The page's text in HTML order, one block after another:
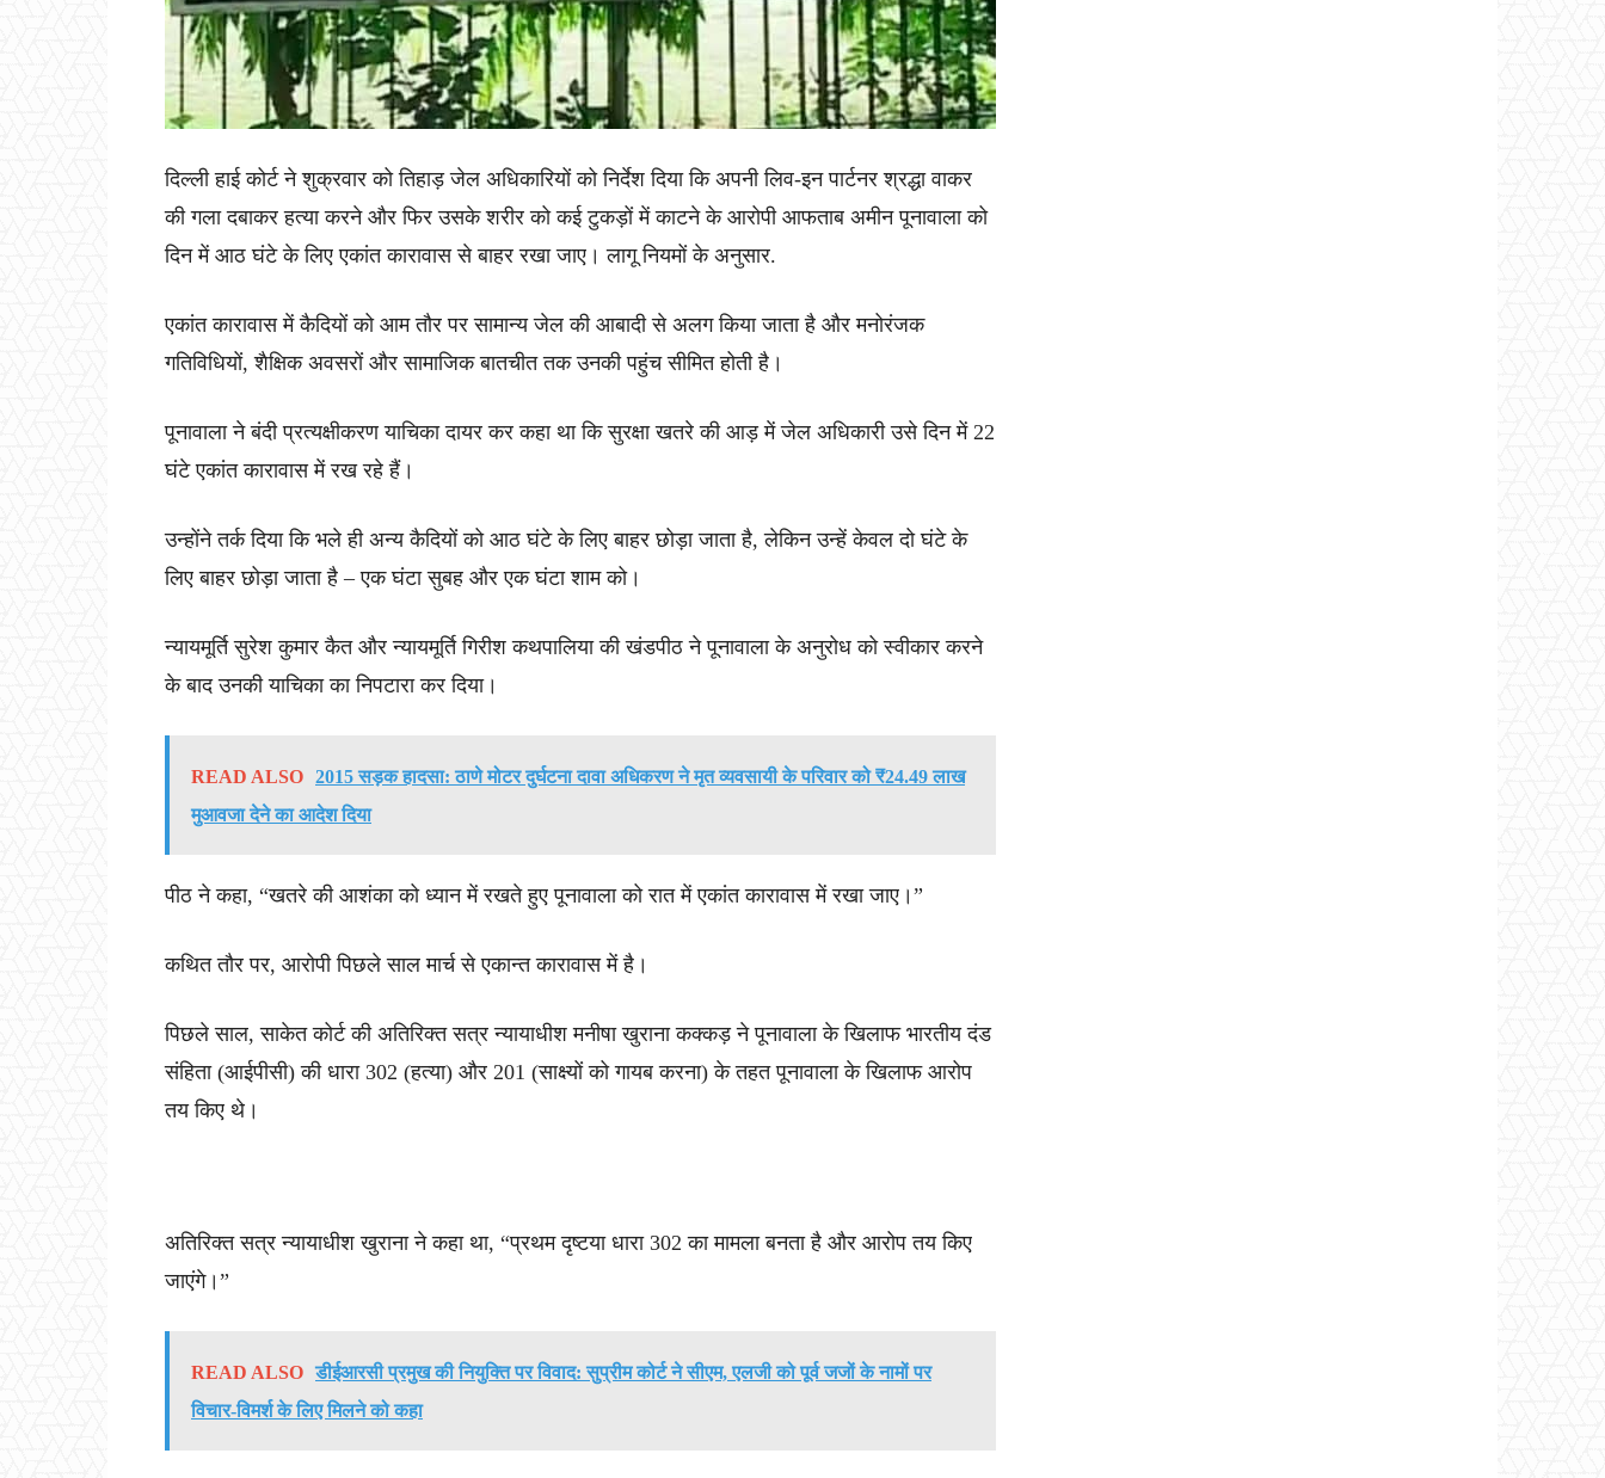
दिल्ली हाई कोर्ट ने शुक्रवार को तिहाड़ जेल अधिकारियों को निर्देश दिया कि अपनी लिव-इन पार्टनर श्रद्धा वाकर
की गला दबाकर हत्या करने और फिर उसके शरीर को कई टुकड़ों में काटने के आरोपी आफताब अमीन पूनावाला को
दिन में आठ घंटे के लिए एकांत कारावास से बाहर रखा जाए। लागू नियमों के अनुसार.
एकांत कारावास में कैदियों को आम तौर पर सामान्य जेल की आबादी से अलग किया जाता है और मनोरंजक
गतिविधियों, शैक्षिक अवसरों और सामाजिक बातचीत तक उनकी पहुंच सीमित होती है।
पूनावाला ने बंदी प्रत्यक्षीकरण याचिका दायर कर कहा था कि सुरक्षा खतरे की आड़ में जेल अधिकारी उसे दिन में 22
घंटे एकांत कारावास में रख रहे हैं।
उन्होंने तर्क दिया कि भले ही अन्य कैदियों को आठ घंटे के लिए बाहर छोड़ा जाता है, लेकिन उन्हें केवल दो घंटे के
लिए बाहर छोड़ा जाता है – एक घंटा सुबह और एक घंटा शाम को।
न्यायमूर्ति सुरेश कुमार कैत और न्यायमूर्ति गिरीश कथपालिया की खंडपीठ ने पूनावाला के अनुरोध को स्वीकार करने
के बाद उनकी याचिका का निपटारा कर दिया।
READ ALSO 2015 सड़क हादसा: ठाणे मोटर दुर्घटना दावा अधिकरण ने मृत व्यवसायी के परिवार को ₹24.49 लाख
मुआवजा देने का आदेश दिया
पीठ ने कहा, “खतरे की आशंका को ध्यान में रखते हुए पूनावाला को रात में एकांत कारावास में रखा जाए।”
कथित तौर पर, आरोपी पिछले साल मार्च से एकान्त कारावास में है।
पिछले साल, साकेत कोर्ट की अतिरिक्त सत्र न्यायाधीश मनीषा खुराना कक्कड़ ने पूनावाला के खिलाफ भारतीय दंड
संहिता (आईपीसी) की धारा 302 (हत्या) और 201 (साक्ष्यों को गायब करना) के तहत पूनावाला के खिलाफ आरोप
तय किए थे।
अतिरिक्त सत्र न्यायाधीश खुराना ने कहा था, “प्रथम दृष्टया धारा 302 का मामला बनता है और आरोप तय किए
जाएंगे।”
READ ALSO डीईआरसी प्रमुख की नियुक्ति पर विवाद: सुप्रीम कोर्ट ने सीएम, एलजी को पूर्व जजों के नामों पर
विचार-विमर्श के लिए मिलने को कहा